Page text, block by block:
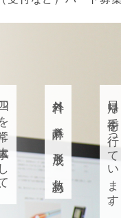
曜日）よりインフ
募集のお知らせ（非
ト注射 終了しました
ルマンハウス福岡に
キャンセルの方は、
週火・金曜日は、
2024年4月1日より診
庫がなくなり次第、
日帰り手術を行っています。
外科 ✕ 麻酔 ✕ 形成 ✕ 救急 の
にして、